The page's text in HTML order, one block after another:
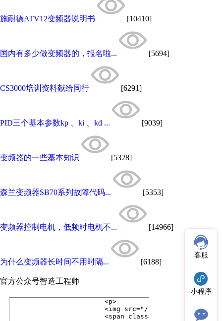
施耐德ATV12变频器说明书 [10410]
国内有多少做变频器的，报名啦... [5694]
CS3000培训资料献给同行 [6291]
PID三个基本参数kp 、ki 、kd ... [9039]
变频器的一些基本知识 [5328]
森兰变频器SB70系列故障代码... [5353]
变频器控制电机，低频时电机不... [14966]
为什么变频器长时间不用时隔... [6188]
官方公众号智造工程师
客服
小程序